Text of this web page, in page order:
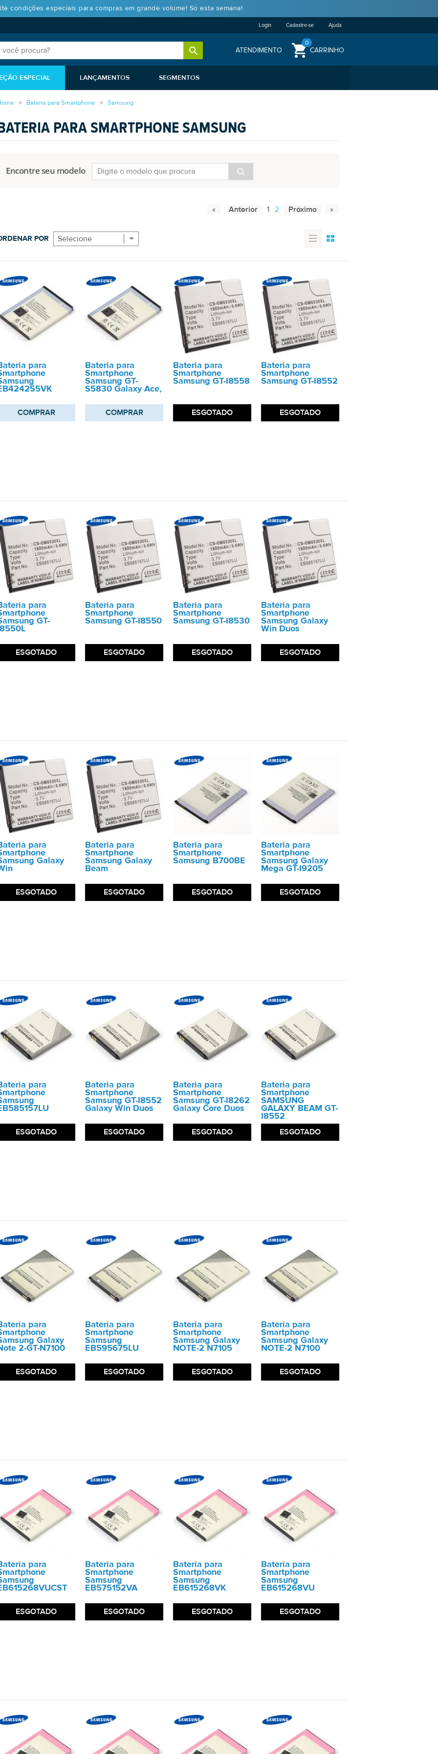
condições especiais para compras em grande volume! Só esta semana!
Login Cadastre-se Ajuda
ATENDIMENTO CARRINHO
0
ESPECIAL LANÇAMENTOS SEGMENTOS
Bateria para Smartphone Samsung
PARA SMARTPHONE SAMSUNG
Encontre seu modelo
POR Selecione
1 2
para
COMPRAR
Bateria para
Smartphone
Samsung GT-
S5830 Galaxy Ace,
COMPRAR
Bateria para
Smartphone
Samsung GT-I8558
ESGOTADO
Bateria para
Smartphone
Samsung GT-I8552
ESGOTADO
para
GT-
ESGOTADO
Bateria para
Smartphone
Samsung GT-I8550
ESGOTADO
Bateria para
Smartphone
Samsung GT-I8530
ESGOTADO
Bateria para
Smartphone
Samsung Galaxy
Win Duos
ESGOTADO
para
Galaxy
ESGOTADO
Bateria para
Smartphone
Samsung Galaxy
Beam
ESGOTADO
Bateria para
Smartphone
Samsung B700BE
ESGOTADO
Bateria para
Smartphone
Samsung Galaxy
Mega GT-I9205
ESGOTADO
para
ESGOTADO
Bateria para
Smartphone
Samsung GT-I8552
Galaxy Win Duos
ESGOTADO
Bateria para
Smartphone
Samsung GT-I8262
Galaxy Core Duos
ESGOTADO
Bateria para
Smartphone
SAMSUNG
GALAXY BEAM GT-
I8552
ESGOTADO
para
Galaxy
2-GT-N7100
ESGOTADO
Bateria para
Smartphone
Samsung
EB595675LU
ESGOTADO
Bateria para
Smartphone
Samsung Galaxy
NOTE-2 N7105
ESGOTADO
Bateria para
Smartphone
Samsung Galaxy
NOTE-2 N7100
ESGOTADO
para
ESGOTADO
Bateria para
Smartphone
Samsung
EB575152VA
ESGOTADO
Bateria para
Smartphone
Samsung
EB615268VK
ESGOTADO
Bateria para
Smartphone
Samsung
EB615268VU
ESGOTADO